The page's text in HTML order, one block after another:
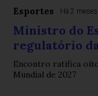
Esportes Há 2 meses
Ministro do
regulatório
Encontro ratifica
Mundial de 2027